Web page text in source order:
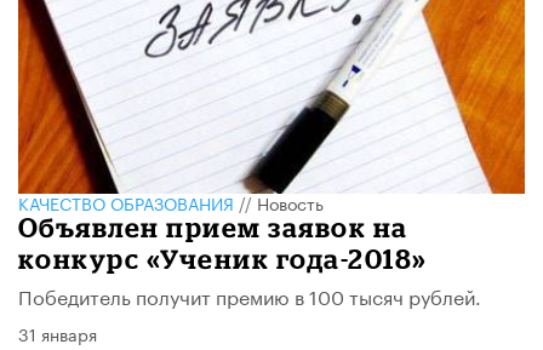
КАЧЕСТВО ОБРАЗОВАНИЯ//Новость
Объявлен прием заявок на
конкурс «Ученик года-2018»
​Победитель получит премию в 100 тысяч рублей.
31 января